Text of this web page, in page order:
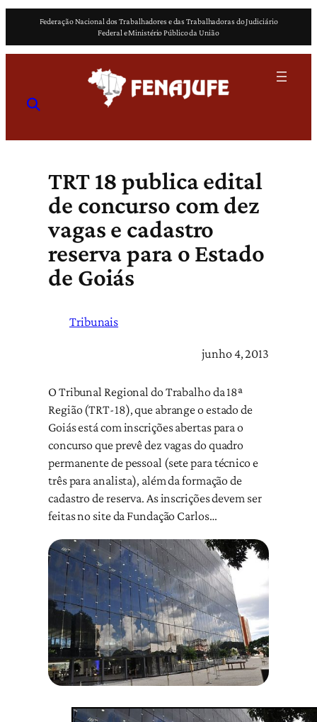
o
Federação Nacional dos Trabalhadores e das Trabalhadoras do Judiciário
Federal e Ministério Público da União
TRT 18 publica edital
de concurso com dez
vagas e cadastro
reserva para o Estado
de Goiás
Tribunais
junho 4, 2013
O Tribunal Regional do Trabalho da 18ª
Região (TRT-18), que abrange o estado de
Goiás está com inscrições abertas para o
concurso que prevê dez vagas do quadro
permanente de pessoal (sete para técnico e
três para analista), além da formação de
cadastro de reserva. As inscrições devem ser
feitas no site da Fundação Carlos…